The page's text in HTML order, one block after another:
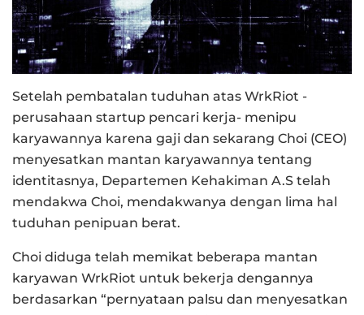
Setelah pembatalan tuduhan atas WrkRiot -
perusahaan startup pencari kerja- menipu
karyawannya karena gaji dan sekarang Choi (CEO)
menyesatkan mantan karyawannya tentang
identitasnya, Departemen Kehakiman A.S telah
mendakwa Choi, mendakwanya dengan lima hal
tuduhan penipuan berat.
Choi diduga telah memikat beberapa mantan
karyawan WrkRiot untuk bekerja dengannya
berdasarkan “pernyataan palsu dan menyesatkan